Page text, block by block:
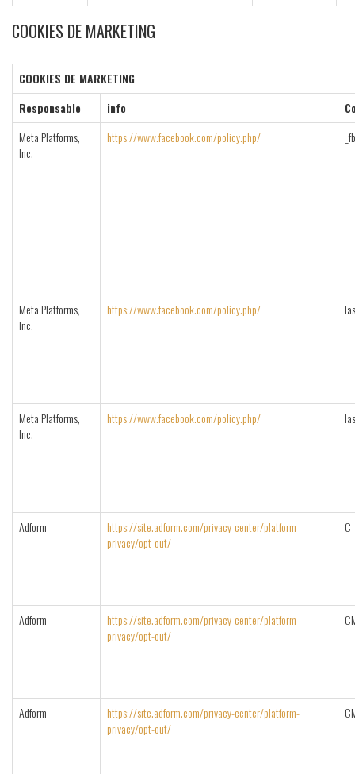
COOKIES DE MARKETING
COOKIES DE MARKETING
Responsable
info
Meta Platforms,
Inc.
https://www.facebook.com/policy.php/
Meta Platforms,
Inc.
https://www.facebook.com/policy.php/
Meta Platforms,
Inc.
https://www.facebook.com/policy.php/
Adform
https://site.adform.com/privacy-center/platform-
privacy/opt-out/
C
Adform
https://site.adform.com/privacy-center/platform-
privacy/opt-out/
Adform
https://site.adform.com/privacy-center/platform-
privacy/opt-out/